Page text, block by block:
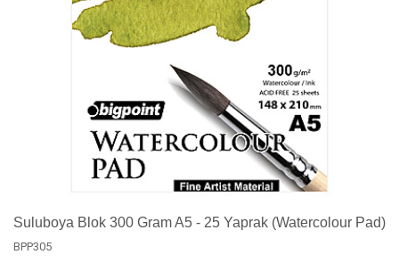
Suluboya Blok 300 Gram A5 - 25 Yaprak (Watercolour Pad)
BPP305